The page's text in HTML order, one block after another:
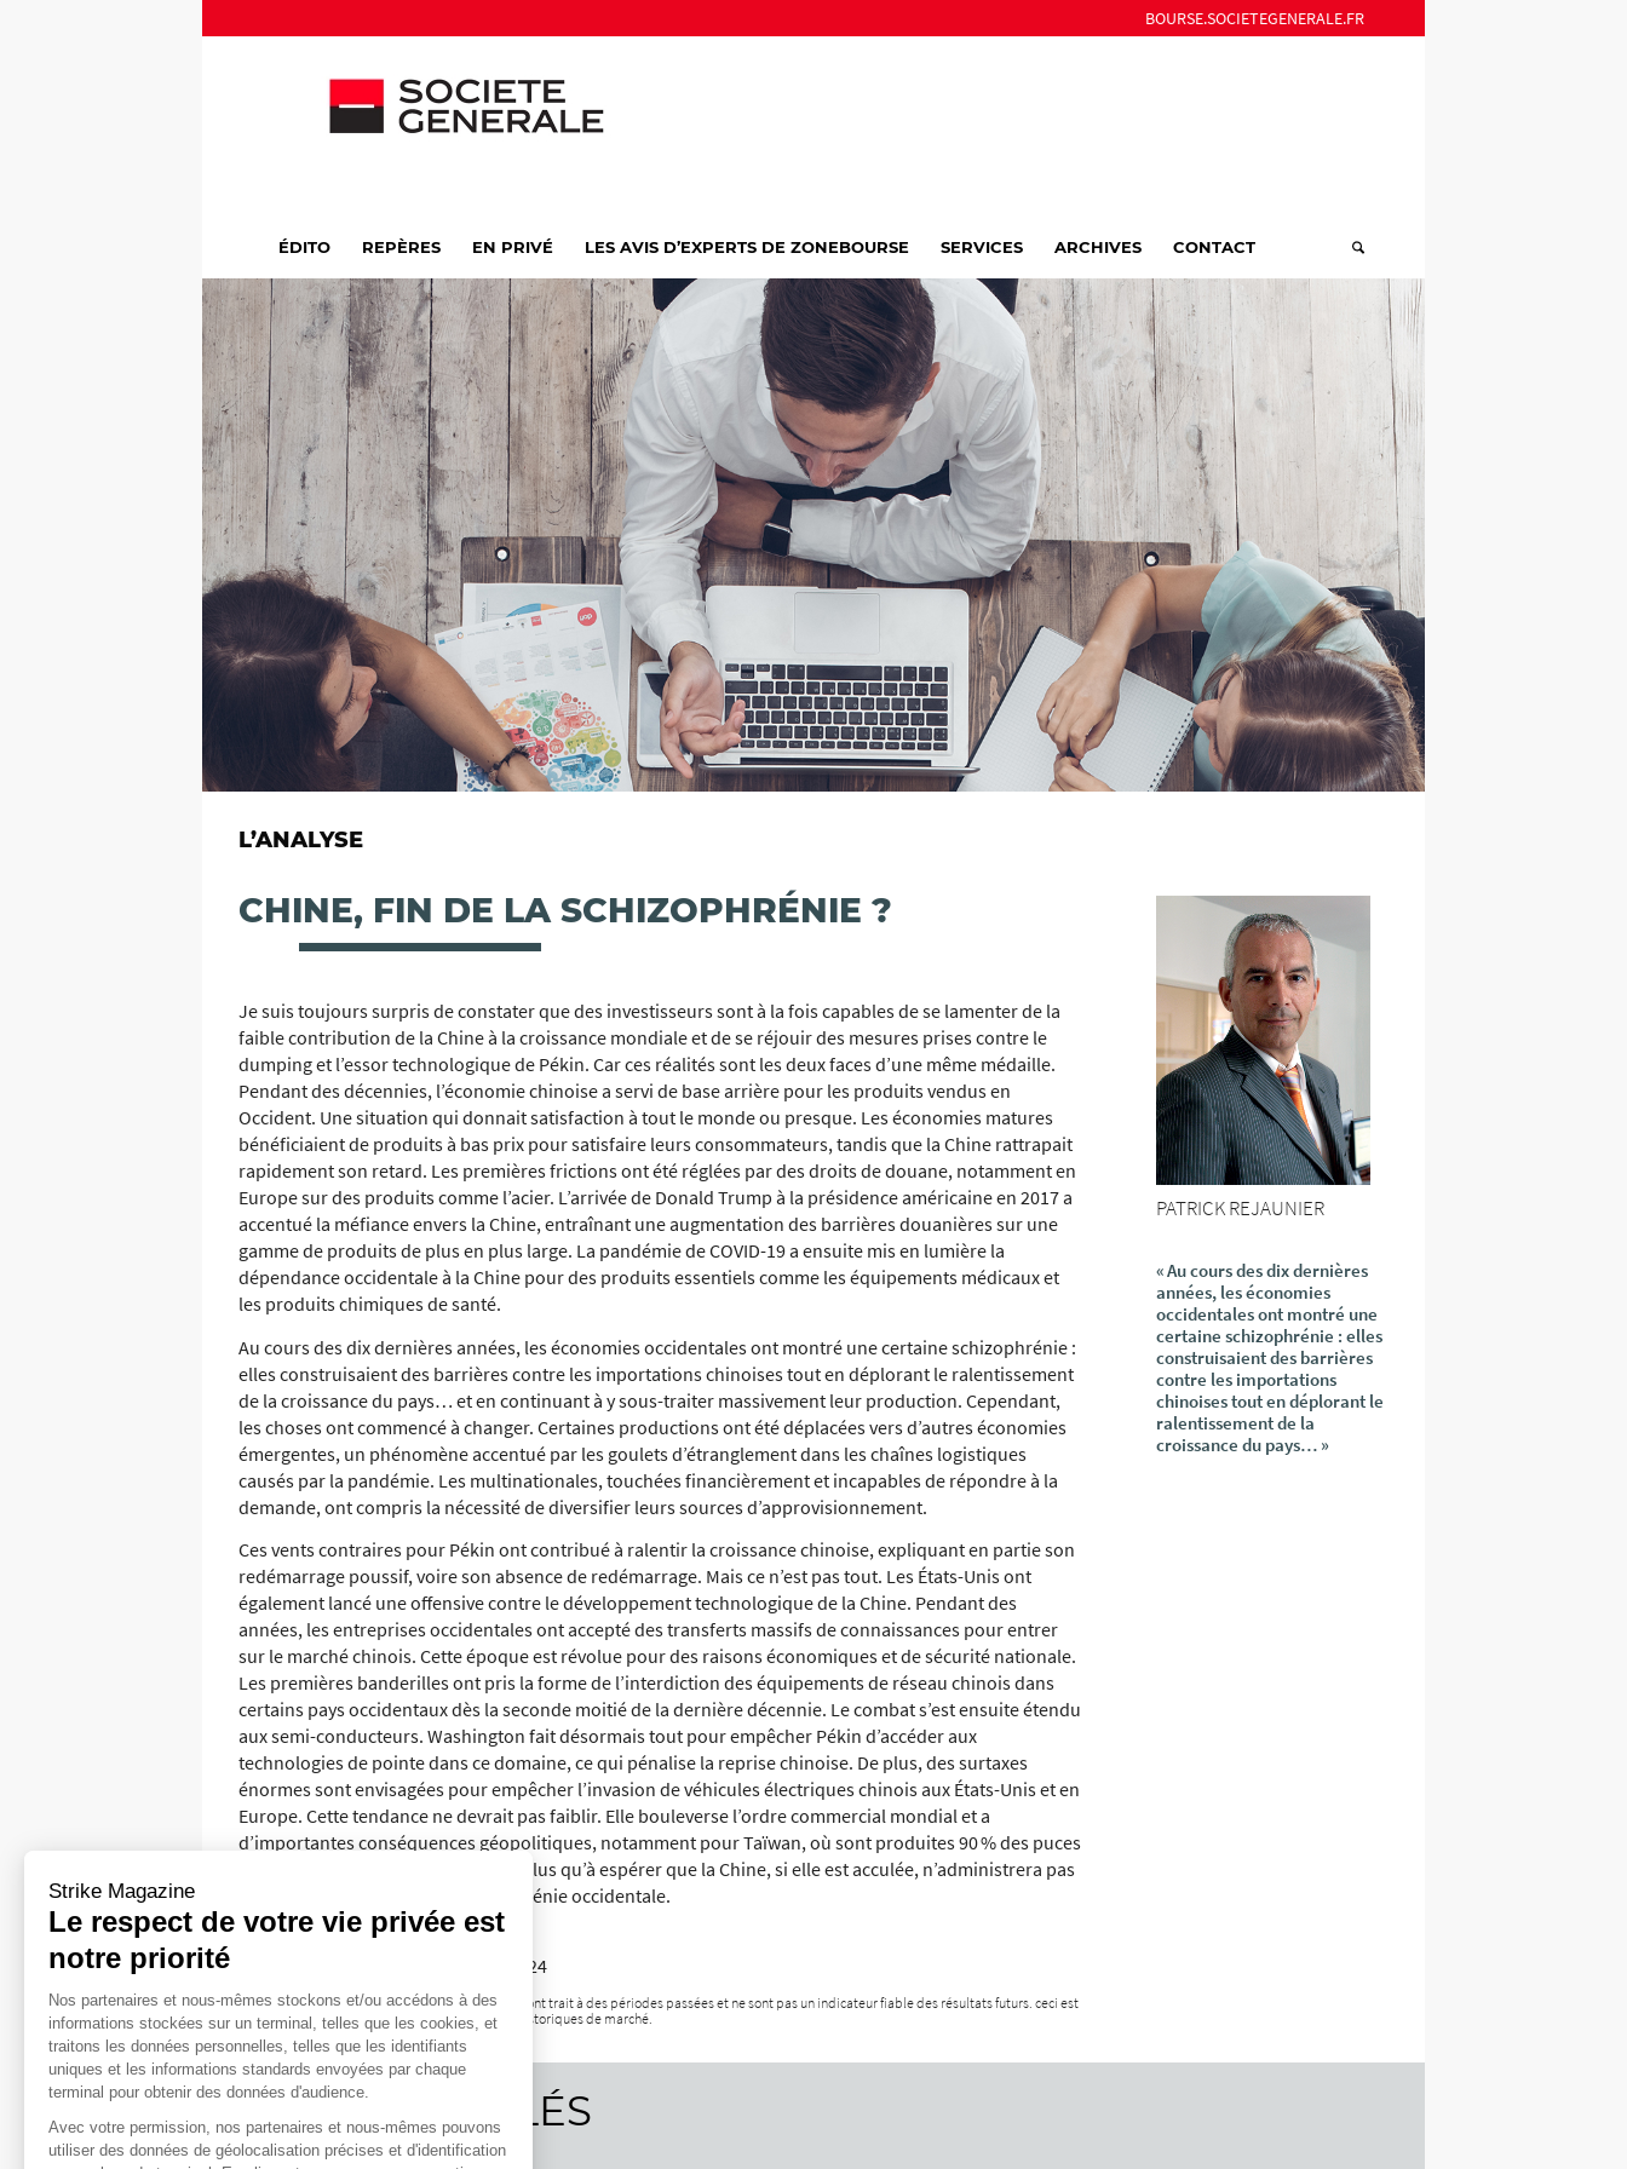
BOURSE.SOCIETEGENERALE.FR
ÉDITO REPÈRES EN PRIVÉ LES AVIS D’EXPERTS DE ZONEBOURSE SERVICES ARCHIVES CONTACT
L’ANALYSE
CHINE, FIN DE LA SCHIZOPHRÉNIE ?
Je suis toujours surpris de constater que des investisseurs sont à la fois capables de se lamenter de la
faible contribution de la Chine à la croissance mondiale et de se réjouir des mesures prises contre le
dumping et l’essor technologique de Pékin. Car ces réalités sont les deux faces d’une même médaille.
Pendant des décennies, l’économie chinoise a servi de base arrière pour les produits vendus en
Occident. Une situation qui donnait satisfaction à tout le monde ou presque. Les économies matures
bénéficiaient de produits à bas prix pour satisfaire leurs consommateurs, tandis que la Chine rattrapait
rapidement son retard. Les premières frictions ont été réglées par des droits de douane, notamment en
Europe sur des produits comme l’acier. L’arrivée de Donald Trump à la présidence américaine en 2017 a
accentué la méfiance envers la Chine, entraînant une augmentation des barrières douanières sur une
gamme de produits de plus en plus large. La pandémie de COVID-19 a ensuite mis en lumière la
dépendance occidentale à la Chine pour des produits essentiels comme les équipements médicaux et
les produits chimiques de santé.
Au cours des dix dernières années, les économies occidentales ont montré une certaine schizophrénie :
elles construisaient des barrières contre les importations chinoises tout en déplorant le ralentissement
de la croissance du pays… et en continuant à y sous-traiter massivement leur production. Cependant,
les choses ont commencé à changer. Certaines productions ont été déplacées vers d’autres économies
émergentes, un phénomène accentué par les goulets d’étranglement dans les chaînes logistiques
causés par la pandémie. Les multinationales, touchées financièrement et incapables de répondre à la
demande, ont compris la nécessité de diversifier leurs sources d’approvisionnement.
Ces vents contraires pour Pékin ont contribué à ralentir la croissance chinoise, expliquant en partie son
redémarrage poussif, voire son absence de redémarrage. Mais ce n’est pas tout. Les États-Unis ont
également lancé une offensive contre le développement technologique de la Chine. Pendant des
années, les entreprises occidentales ont accepté des transferts massifs de connaissances pour entrer
sur le marché chinois. Cette époque est révolue pour des raisons économiques et de sécurité nationale.
Les premières banderilles ont pris la forme de l’interdiction des équipements de réseau chinois dans
certains pays occidentaux dès la seconde moitié de la dernière décennie. Le combat s’est ensuite étendu
aux semi-conducteurs. Washington fait désormais tout pour empêcher Pékin d’accéder aux
technologies de pointe dans ce domaine, ce qui pénalise la reprise chinoise. De plus, des surtaxes
énormes sont envisagées pour empêcher l’invasion de véhicules électriques chinois aux États-Unis et en
Europe. Cette tendance ne devrait pas faiblir. Elle bouleverse l’ordre commercial mondial et a
d’importantes conséquences géopolitiques, notamment pour Taïwan, où sont produites 90 % des puces
vendues dans le monde. Il ne reste plus qu’à espérer que la Chine, si elle est acculée, n’administrera pas
un traitement de choc à la schizophrénie occidentale.
Patrick Rejaunier
© 2024 zonebourse.com, 20 août 2024
Les données relatives aux performances passées ont trait à des périodes passées et ne sont pas un indicateur fiable des résultats futurs. ceci est
valable également pour ce qui est des données historiques de marché.
PATRICK REJAUNIER
« Au cours des dix dernières
années, les économies
occidentales ont montré une
certaine schizophrénie : elles
construisaient des barrières
contre les importations
chinoises tout en déplorant le
ralentissement de la
croissance du pays… »
CHIFFRES CLÉS
Référence en date du 16/08/2024
Strike Magazine
Le respect de votre vie privée est
notre priorité
Nos partenaires et nous-mêmes stockons et/ou accédons à des
informations stockées sur un terminal, telles que les cookies, et
traitons les données personnelles, telles que les identifiants
uniques et les informations standards envoyées par chaque
terminal pour obtenir des données d'audience.
Avec votre permission, nos partenaires et nous-mêmes pouvons
utiliser des données de géolocalisation précises et d'identification